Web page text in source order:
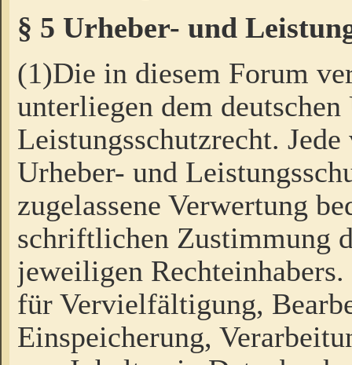
§ 5 Urheber- und
(1)Die in diesem Forum
unterliegen dem
Leistungsschutzrecht.
Urheber- und
zugelassene Verwertung
schriftlichen Zustimmung
jeweiligen
für Vervielfältigung,
Einspeicherung,